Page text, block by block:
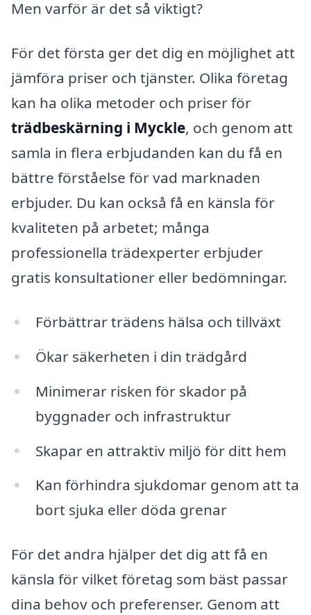
Men varför är det så viktigt?
För det första ger det dig en möjlighet att
jämföra priser och tjänster. Olika företag
kan ha olika metoder och priser för
trädbeskärning i Myckle, och genom att
samla in flera erbjudanden kan du få en
bättre förståelse för vad marknaden
erbjuder. Du kan också få en känsla för
kvaliteten på arbetet; många
professionella trädexperter erbjuder
gratis konsultationer eller bedömningar.
Förbättrar trädens hälsa och tillväxt
Ökar säkerheten i din trädgård
Minimerar risken för skador på
byggnader och infrastruktur
Skapar en attraktiv miljö för ditt hem
Kan förhindra sjukdomar genom att ta
bort sjuka eller döda grenar
För det andra hjälper det dig att få en
känsla för vilket företag som bäst passar
dina behov och preferenser. Genom att